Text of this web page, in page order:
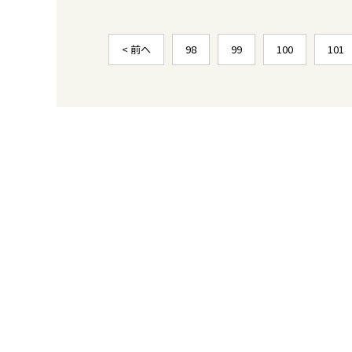
< 前へ 98 99 100 101